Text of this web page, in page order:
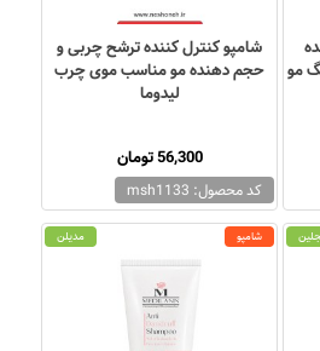
مو
کد محصول: msh1133
شامپو کنترل کننده ترشح چربی و
حجم دهنده مو مناسب موی چرب
لیدوما
56,300 تومان
شامپو مدیلن